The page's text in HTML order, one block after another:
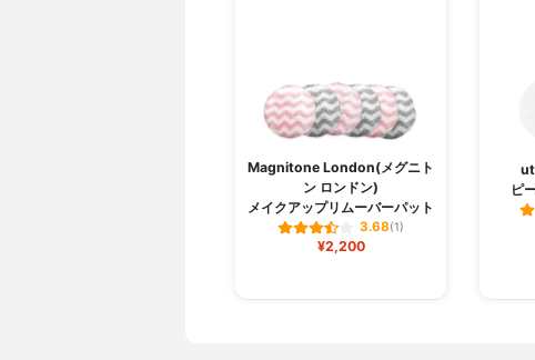
Magnitone London(メグニト
ン ロンドン)
メイクアップリムーバーパット
3.68(1)
¥2,200
ピ